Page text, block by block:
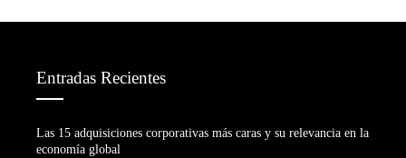
Entradas Recientes
Las 15 adquisiciones corporativas más caras y su relevancia en la
economía global